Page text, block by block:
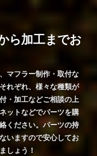
ら加工までお
マフラー制作・取付な
れぞれ、様々な種類が
・加工などご相談の上
ットなどでパーツを購
ください。パーツの持
いますので安心してお
しょう！